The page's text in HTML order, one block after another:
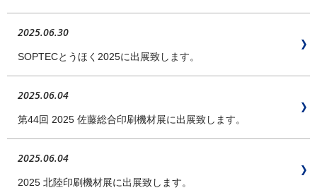
2025.06.30
SOPTECとうほく2025に出展致します。
2025.06.04
第44回 2025 佐藤総合印刷機材展に出展致します。
2025.06.04
2025 北陸印刷機材展に出展致します。